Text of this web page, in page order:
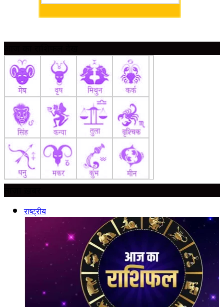
राष्ट्रीय